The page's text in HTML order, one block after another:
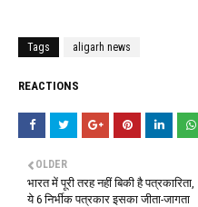
Tags aligarh news
REACTIONS
OLDER
भारत में पूरी तरह नहीं बिकी है पत्रकारिता,
ये 6 निर्भीक पत्रकार इसका जीता-जागता